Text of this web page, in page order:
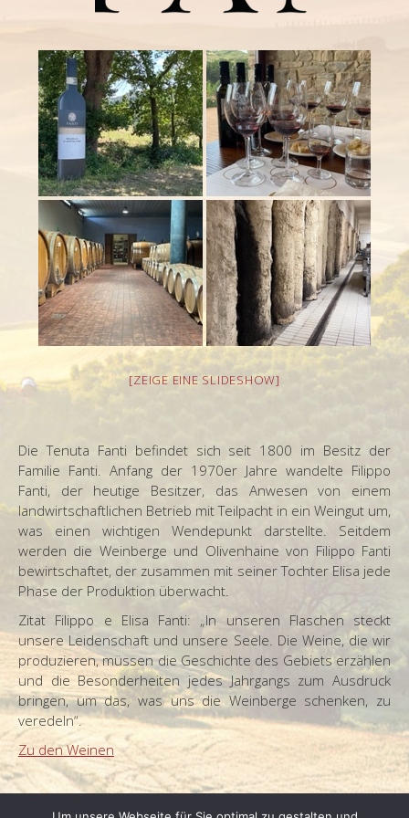
[ZEIGE EINE SLIDESHOW]
Die Tenuta Fanti befindet sich seit 1800 im Besitz der
Familie Fanti. Anfang der 1970er Jahre wandelte Filippo
Fanti, der heutige Besitzer, das Anwesen von einem
landwirtschaftlichen Betrieb mit Teilpacht in ein Weingut um,
was einen wichtigen Wendepunkt darstellte. Seitdem
werden die Weinberge und Olivenhaine von Filippo Fanti
bewirtschaftet, der zusammen mit seiner Tochter Elisa jede
Phase der Produktion überwacht.
Zitat Filippo e Elisa Fanti: „In unseren Flaschen steckt
unsere Leidenschaft und unsere Seele. Die Weine, die wir
produzieren, müssen die Geschichte des Gebiets erzählen
und die Besonderheiten jedes Jahrgangs zum Ausdruck
bringen, um das, was uns die Weinberge schenken, zu
veredeln“.
Zu den Weinen